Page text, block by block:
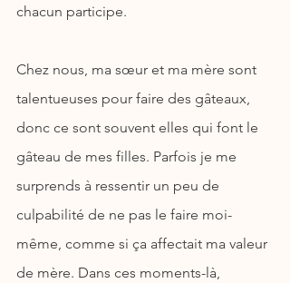
chacun participe.
Chez nous, ma sœur et ma mère sont
talentueuses pour faire des gâteaux,
donc ce sont souvent elles qui font le
gâteau de mes filles. Parfois je me
surprends à ressentir un peu de
culpabilité de ne pas le faire moi-
même, comme si ça affectait ma valeur
de mère. Dans ces moments-là,